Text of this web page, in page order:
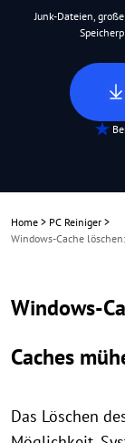
Junk-Dateien,
Home > PC Reiniger >
Windows-Cache
Windows-
Caches
Das Löschen